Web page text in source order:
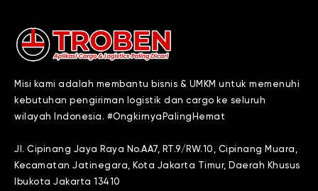
Misi kami adalah membantu bisnis & UMKM untuk memenuhi
kebutuhan pengiriman logistik dan cargo ke seluruh
wilayah Indonesia. #OngkirnyaPalingHemat
Jl. Cipinang Jaya Raya No.AA7, RT.9/RW.10, Cipinang Muara,
Kecamatan Jatinegara, Kota Jakarta Timur, Daerah Khusus
Ibukota Jakarta 13410